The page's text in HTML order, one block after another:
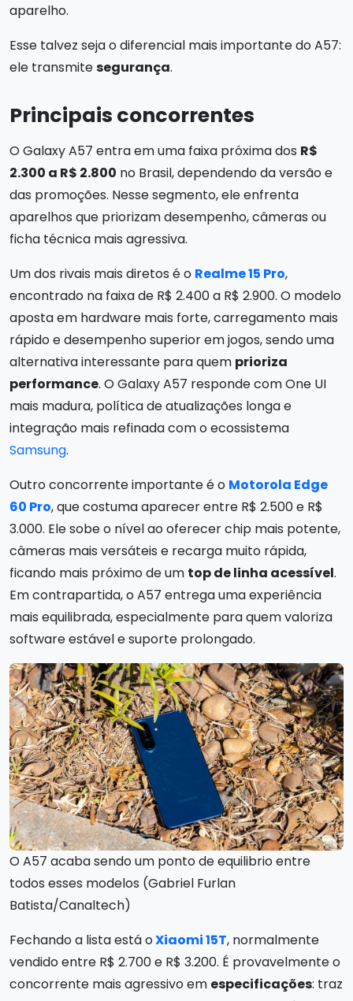
aparelho.
Esse talvez seja o diferencial mais importante do A57:
ele transmitesegurança.
Principais concorrentes
O Galaxy A57 entra em uma faixa próxima dos R$
2.300 a R$ 2.800 no Brasil, dependendo da versão e
das promoções. Nesse segmento, ele enfrenta
aparelhos que priorizam desempenho, câmeras ou
ficha técnica mais agressiva.
Um dos rivais mais diretos é o Realme 15 Pro,
encontrado na faixa de R$ 2.400 a R$ 2.900. O modelo
aposta em hardware mais forte, carregamento mais
rápido e desempenho superior em jogos, sendo uma
alternativa interessante para quem prioriza
performance. O Galaxy A57 responde com One UI
mais madura, política de atualizações longa e
integração mais refinada com o ecossistema
Samsung.
Outro concorrente importante é o Motorola Edge
60 Pro, que costuma aparecer entre R$ 2.500 e R$
3.000. Ele sobe o nível ao oferecer chip mais potente,
câmeras mais versáteis e recarga muito rápida,
ficando mais próximo de um top de linha acessível.
Em contrapartida, o A57 entrega uma experiência
mais equilibrada, especialmente para quem valoriza
software estável e suporte prolongado.
O A57 acaba sendo um ponto de equilibrio entre
todos esses modelos (Gabriel Furlan
Batista/Canaltech)
Fechando a lista está oXiaomi 15T, normalmente
vendido entre R$ 2.700 e R$ 3.200. É provavelmente o
concorrente mais agressivo em especificações: traz